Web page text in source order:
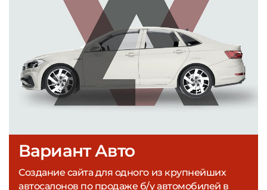
Вариант Авто
Создание сайта для одного из крупнейших
автосалонов по продаже б/у автомобилей в